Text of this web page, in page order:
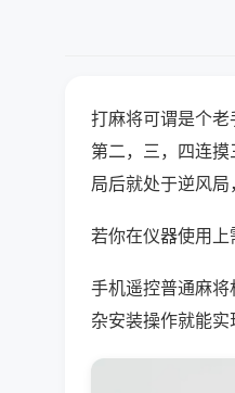
打麻将可谓是个老
第二，三，四连
局后就处于逆风局
若你在仪器使用
手机遥控普通麻
杂安装操作就能实